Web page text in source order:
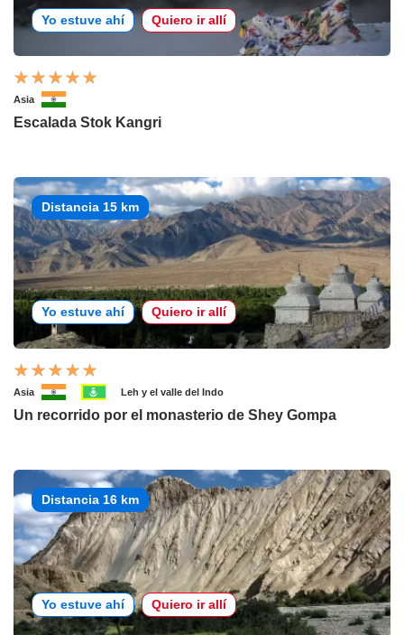
Yo estuve ahí Quiero ir allí
Asia
Escalada Stok Kangri
Distancia 15 km
Yo estuve ahí Quiero ir allí
Asia Leh y el valle del Indo
Un recorrido por el monasterio de Shey Gompa
Distancia 16 km
Yo estuve ahí Quiero ir allí